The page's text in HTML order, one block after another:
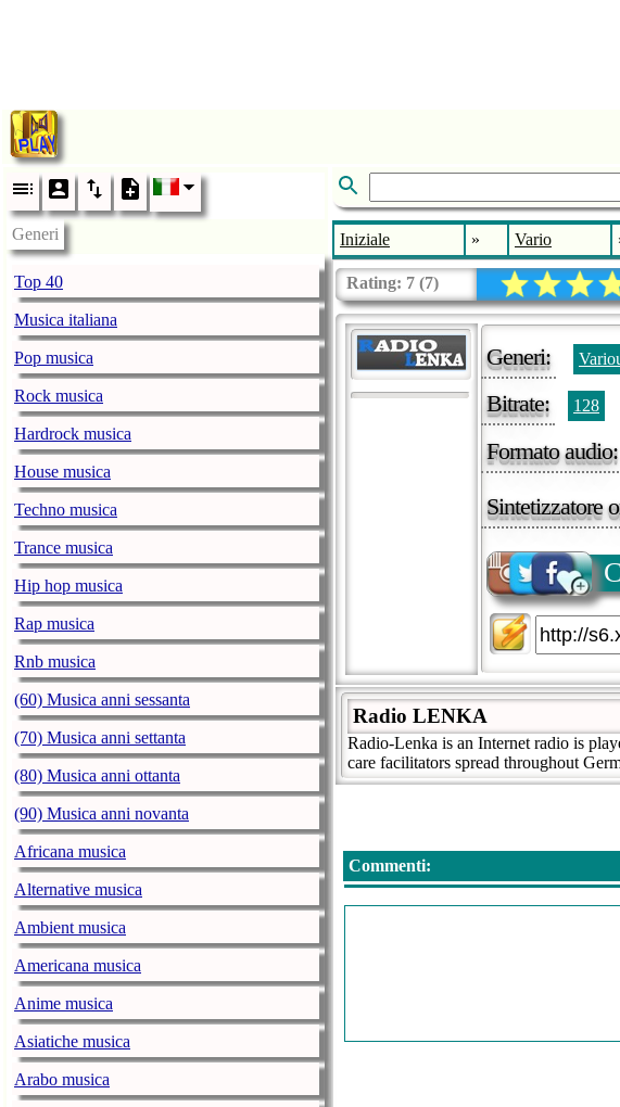
Generi
Top 40
Musica italiana
Pop musica
Rock musica
Hardrock musica
House musica
Techno musica
Trance musica
Hip hop musica
Rap musica
Rnb musica
(60) Musica anni sessanta
(70) Musica anni settanta
(80) Musica anni ottanta
(90) Musica anni novanta
Africana musica
Alternative musica
Ambient musica
Americana musica
Anime musica
Asiatiche musica
Arabo musica
Iniziale » Vario
Rating: 7 (7)
Generi:
Bitrate: 128
Formato audio:
Sintetizzatore
Radio LENKA
Radio-Lenka is an Internet radio is
care facilitators spread throughout
Commenti: